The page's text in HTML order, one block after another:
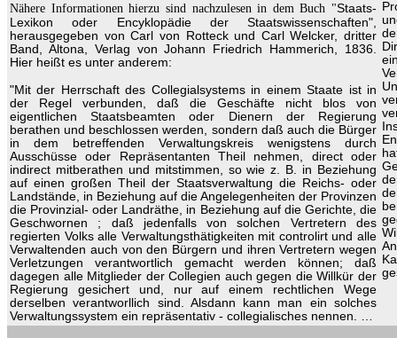
Nähere Informationen hierzu sind nachzulesen in dem Buch "Staats-
Lexikon oder Encyklopädie der Staatswissenschaften",
herausgegeben von Carl von Rotteck und Carl Welcker, dritter
Band, Altona, Verlag von Johann Friedrich Hammerich, 1836.
Hier heißt es unter anderem:
"Mit der Herrschaft des Collegialsystems in einem Staate ist in
der Regel verbunden, daß die Geschäfte nicht blos von
eigentlichen Staatsbeamten oder Dienern der Regierung
berathen und beschlossen werden, sondern daß auch die Bürger
in dem betreffenden Verwaltungskreis wenigstens durch
Ausschüsse oder Repräsentanten Theil nehmen, direct oder
indirect mitberathen und mitstimmen, so wie z. B. in Beziehung
auf einen großen Theil der Staatsverwaltung die Reichs- oder
Landstände, in Beziehung auf die Angelegenheiten der Provinzen
die Provinzial- oder Landräthe, in Beziehung auf die Gerichte, die
Geschwornen ; daß jedenfalls von solchen Vertretern des
regierten Volks alle Verwaltungsthätigkeiten mit controlirt und alle
Verwaltenden auch von den Bürgern und ihren Vertretern wegen
Verletzungen verantwortlich gemacht werden können; daß
dagegen alle Mitglieder der Collegien auch gegen die Willkür der
Regierung gesichert und, nur auf einem rechtlichen Wege
derselben verantworllich sind. Alsdann kann man ein solches
Verwaltungssystem ein repräsentativ - collegialisches nennen. …